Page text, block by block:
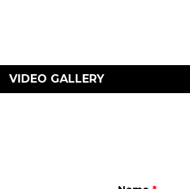
VIDEO GALLERY